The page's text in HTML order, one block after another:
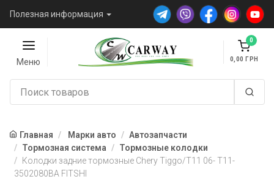
Полезная информация
Меню
0
0,00
Главная Марки авто
Автозапчасти
Тормозная система
Тормозные колодки
Колодки задние тормозные Chery Tiggo/T11 06- T11-
3502080BA FITSHI